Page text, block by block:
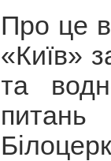
Про це
«Київ»
та